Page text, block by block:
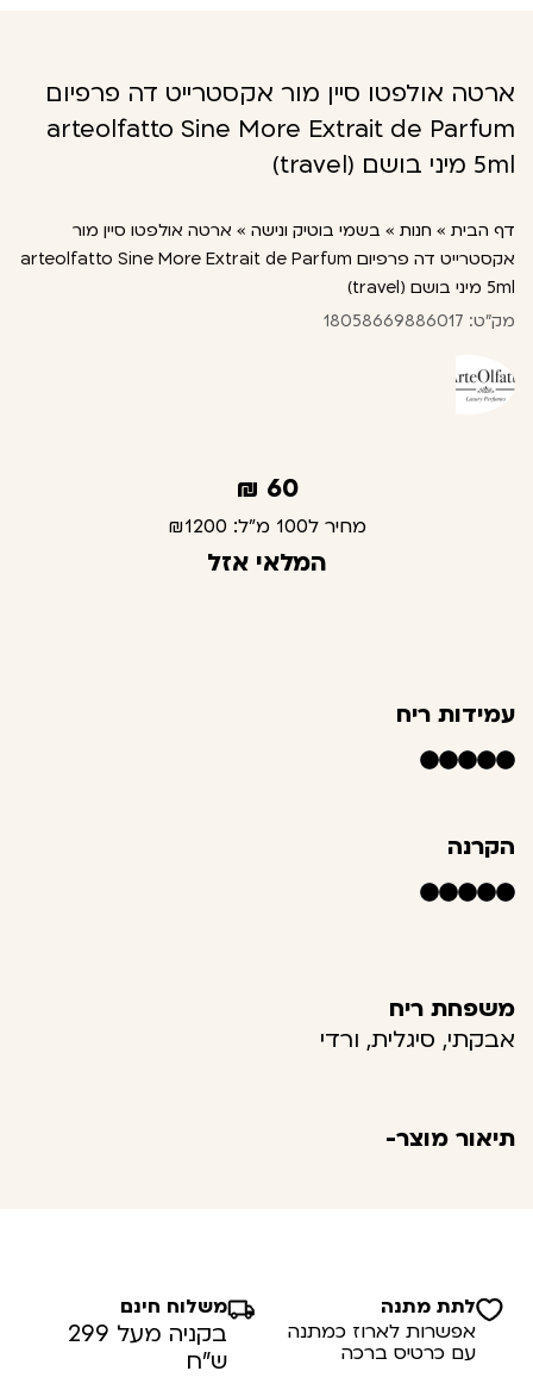
ארטה אולפטו סיין מור אקסטרייט דה פרפיום
arteolfatto Sine More Extrait de Parfum
5ml מיני בושם (travel)
דף הבית » חנות » בשמי בוטיק ונישה » ארטה אולפטו סיין מור
אקסטרייט דה פרפיום arteolfatto Sine More Extrait de Parfum
5ml מיני בושם (travel)
מק"ט: 18058669886017
60
₪
מחיר ל100 מ"ל: ₪1200
המלאי אזל
עמידות ריח
הקרנה
משפחת ריח
אבקתי, סיגלית, ורדי
תיאור מוצר-
לתת מתנה
אפשרות לארוז כמתנה
עם כרטיס ברכה
משלוח חינם
בקניה מעל 299
ש”ח